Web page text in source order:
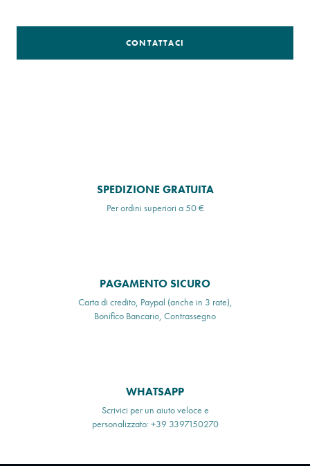
CONTATTACI
SPEDIZIONE GRATUITA
Per ordini superiori a 50 €
PAGAMENTO SICURO
Carta di credito, Paypal (anche in 3 rate),
Bonifico Bancario, Contrassegno
WHATSAPP
Scrivici per un aiuto veloce e
personalizzato: +39 3397150270